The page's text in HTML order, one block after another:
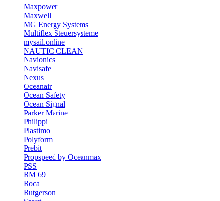
Maxpower
Maxwell
MG Energy Systems
Multiflex Steuersysteme
mysail.online
NAUTIC CLEAN
Navionics
Navisafe
Nexus
Oceanair
Ocean Safety
Ocean Signal
Parker Marine
Philippi
Plastimo
Polyform
Prebit
Propspeed by Oceanmax
PSS
RM 69
Roca
Rutgerson